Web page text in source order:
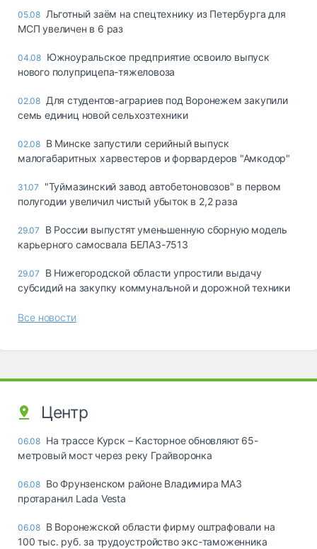
05.08 Льготный заём на спецтехнику из Петербурга для
МСП увеличен в 6 раз
04.08 Южноуральское предприятие освоило выпуск
нового полуприцепа-тяжеловоза
02.08 Для студентов-аграриев под Воронежем закупили
семь единиц новой сельхозтехники
02.08 В Минске запустили серийный выпуск
малогабаритных харвестеров и форвардеров "Амкодор"
31.07
"Туймазинский завод автобетоновозов" в первом
полугодии увеличил чистый убыток в 2,2 раза
29.07
В России выпустят уменьшенную сборную модель
карьерного самосвала БЕЛАЗ-7513
29.07
В Нижегородской области упростили выдачу
субсидий на закупку коммунальной и дорожной техники
Все новости
Центр
06.08 На трассе Курск – Касторное обновляют 65-
метровый мост через реку Грайворонка
06.08 Во Фрунзенском районе Владимира МАЗ
протаранил Lada Vesta
06.08 В Воронежской области фирму оштрафовали на
100 тыс. руб. за трудоустройство экс-таможенника